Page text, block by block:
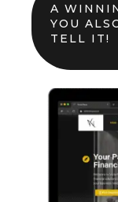
A
YOU
TELL IT!